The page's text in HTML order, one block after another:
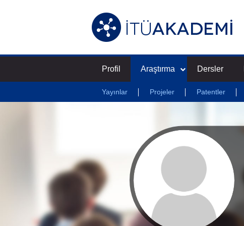
Profil Araştırma
Yayınlar Projeler Patentler
Dersler